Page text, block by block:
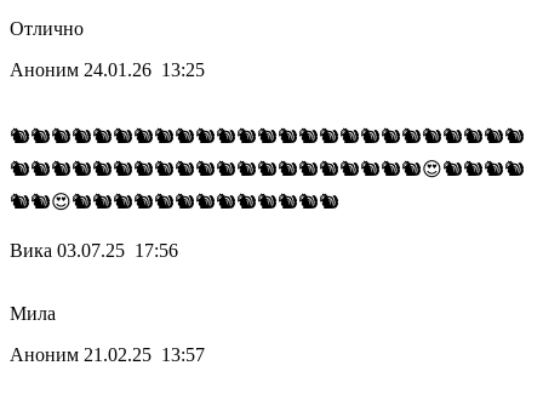
Отлично
Аноним 24.01.26 13:25
🐿️🐿️🐿️🐿️🐿️🐿️🐿️🐿️🐿️🐿️🐿️🐿️🐿️🐿️🐿️🐿️🐿️🐿️🐿️🐿️🐿️🐿️🐿️🐿️🐿️
🐿️🐿️🐿️🐿️🐿️🐿️🐿️🐿️🐿️🐿️🐿️🐿️🐿️🐿️🐿️🐿️🐿️🐿️🐿️🐿️😍🐿️🐿️🐿️🐿️
🐿️🐿️😍🐿️🐿️🐿️🐿️🐿️🐿️🐿️🐿️🐿️🐿️🐿️🐿️🐿️
Вика 03.07.25 17:56
Мила
Аноним 21.02.25 13:57